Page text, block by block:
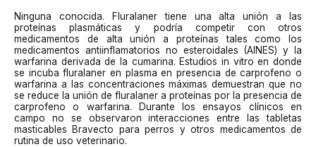
Ninguna conocida. Fluralaner tiene una alta unión a las
proteínas plasmáticas y podría competir con otros
medicamentos de alta unión a proteínas tales como los
medicamentos antiinflamatorios no esteroidales (AINES) y la
warfarina derivada de la cumarina. Estudios in vitro en donde
se incuba fluralaner en plasma en presencia de carprofeno o
warfarina a las concentraciones máximas demuestran que no
se reduce la unión de fluralaner a proteínas por la presencia de
carprofeno o warfarina. Durante los ensayos clínicos en
campo no se observaron interacciones entre las tabletas
masticables Bravecto para perros y otros medicamentos de
rutina de uso veterinario.